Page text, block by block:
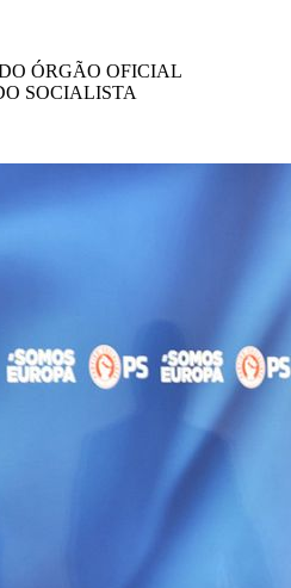
ÓRGÃO OFICIAL
SOCIALISTA